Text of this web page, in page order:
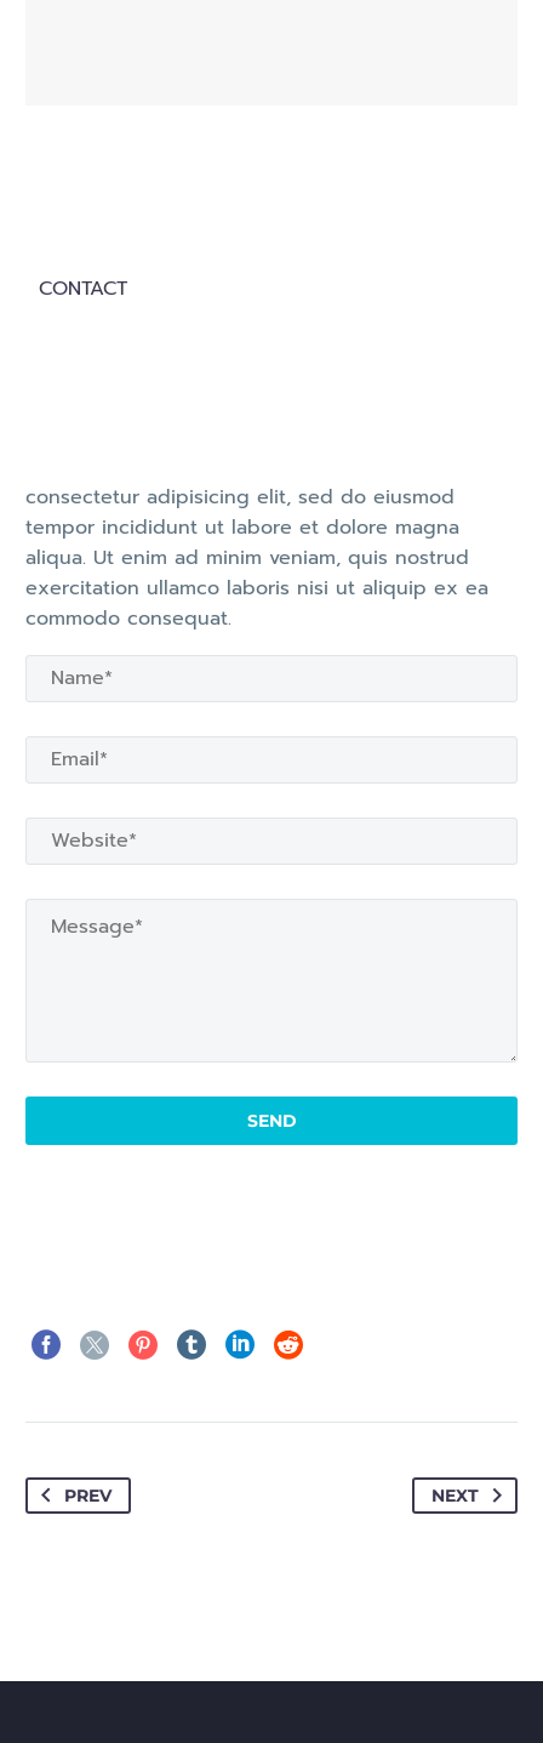
CONTACT
consectetur adipisicing elit, sed do eiusmod
tempor incididunt ut labore et dolore magna
aliqua. Ut enim ad minim veniam, quis nostrud
exercitation ullamco laboris nisi ut aliquip ex ea
commodo consequat.
PREV NEXT